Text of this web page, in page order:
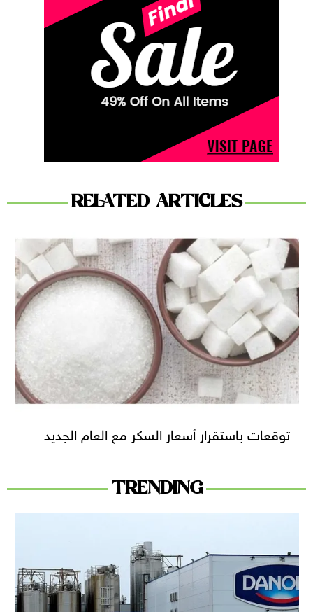
RELATED ARTICLES
توقعات باستقرار أسعار السكر مع العام الجديد
TRENDING